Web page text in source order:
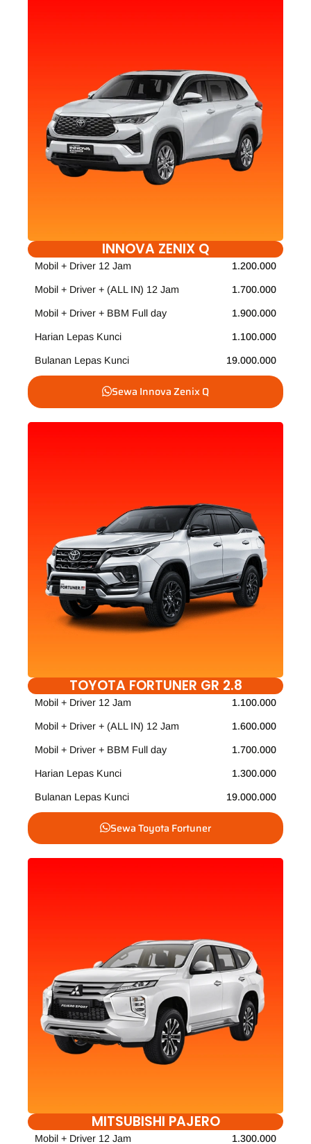
INNOVA ZENIX Q
Mobil + Driver 12 Jam 1.200.000
Mobil + Driver + (ALL IN) 12 Jam 1.700.000
Mobil + Driver + BBM Full day 1.900.000
Harian Lepas Kunci 1.100.000
Bulanan Lepas Kunci 19.000.000
Sewa Innova Zenix Q
TOYOTA FORTUNER GR 2.8
Mobil + Driver 12 Jam 1.100.000
Mobil + Driver + (ALL IN) 12 Jam 1.600.000
Mobil + Driver + BBM Full day 1.700.000
Harian Lepas Kunci 1.300.000
Bulanan Lepas Kunci 19.000.000
Sewa Toyota Fortuner
MITSUBISHI PAJERO
Mobil + Driver 12 Jam 1.300.000